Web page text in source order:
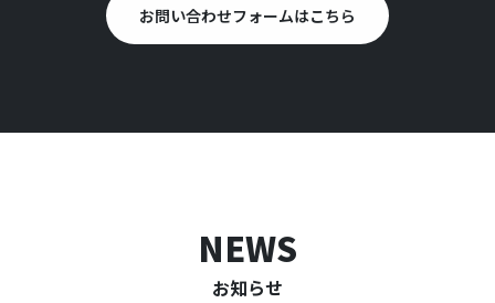
お問い合わせフォームはこちら
NEWS
お知らせ